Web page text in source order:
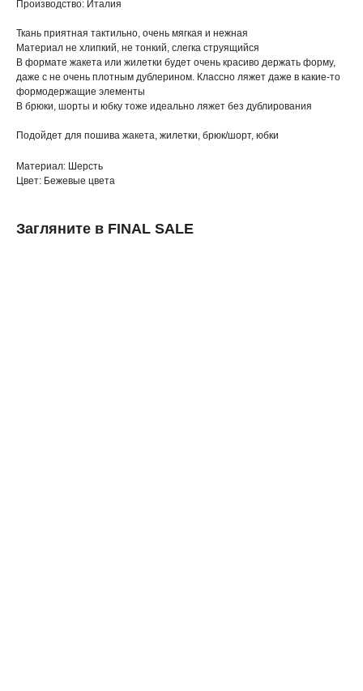
Производство: Италия
Ткань приятная тактильно, очень мягкая и нежная
Материал не хлипкий, не тонкий, слегка струящийся
В формате жакета или жилетки будет очень красиво держать форму,
даже с не очень плотным дублерином. Классно ляжет даже в какие-то
формодержащие элементы
В брюки, шорты и юбку тоже идеально ляжет без дублирования
Подойдет для пошива жакета, жилетки, брюк/шорт, юбки
Материал: Шерсть
Цвет: Бежевые цвета
Загляните в FINAL SALE